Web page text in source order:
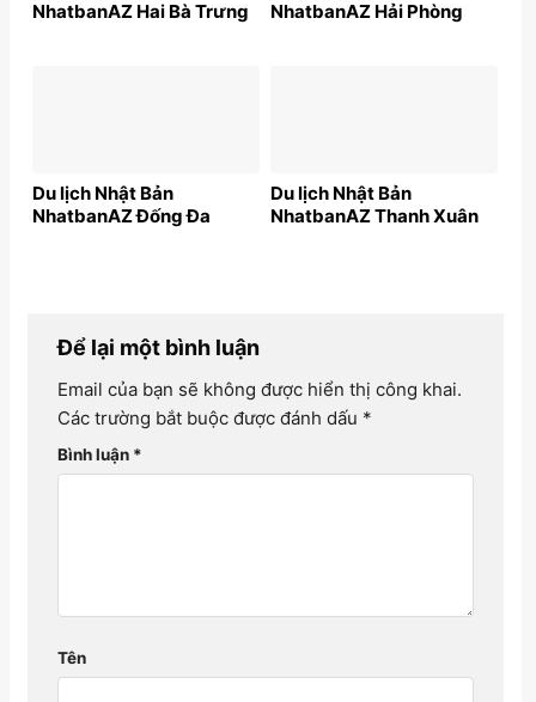
NhatbanAZ Hai Bà Trưng
NhatbanAZ Hải Phòng
Du lịch Nhật Bản
NhatbanAZ Đống Đa
Du lịch Nhật Bản
NhatbanAZ Thanh Xuân
Để lại một bình luận
Email của bạn sẽ không được hiển thị công khai.
Các trường bắt buộc được đánh dấu *
Bình luận *
Tên